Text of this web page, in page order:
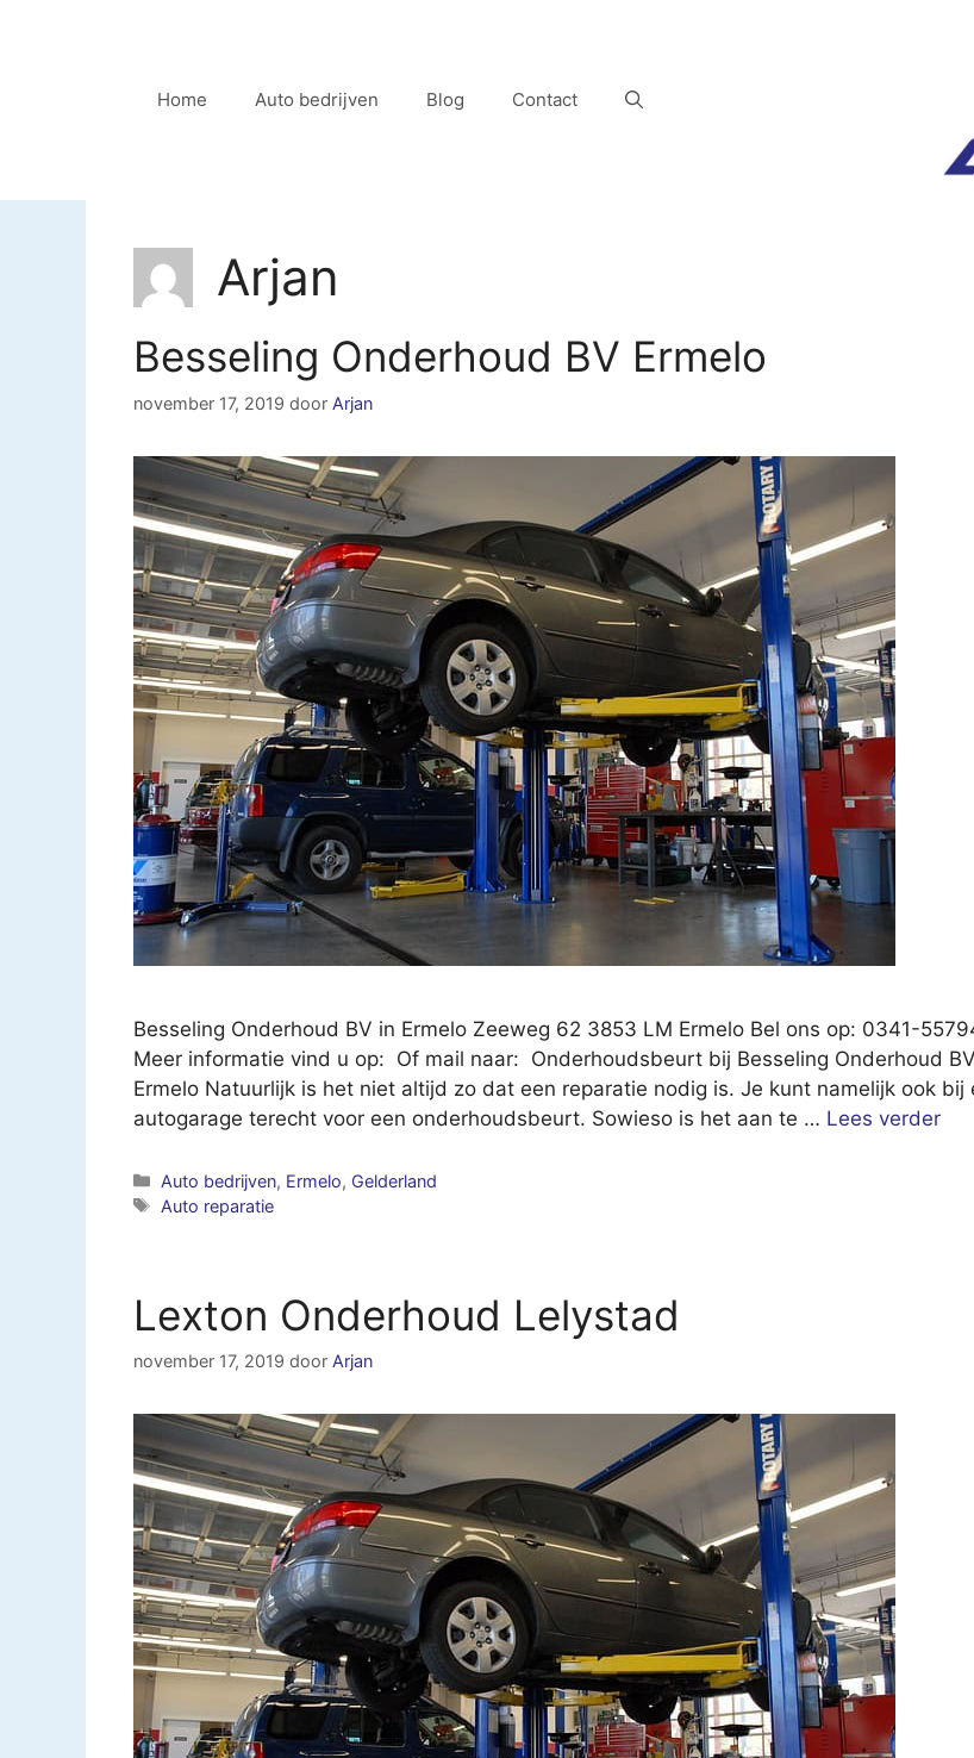
Home Auto bedrijven Blog Contact
Arjan
Besseling Onderhoud BV Ermelo
november 17, 2019 door Arjan
Besseling Onderhoud BV in Ermelo Zeeweg 62 3853 LM Ermelo Bel ons op: 0341-
Meer informatie vind u op: Of mail naar: Onderhoudsbeurt bij Besseling Onderhoud
Ermelo Natuurlijk is het niet altijd zo dat een reparatie nodig is. Je kunt namelijk ook bij
autogarage terecht voor een onderhoudsbeurt. Sowieso is het aan te … Lees verder
Categorieën
Auto bedrijven, Ermelo, Gelderland
Tags
Auto reparatie
Lexton Onderhoud Lelystad
november 17, 2019 door Arjan